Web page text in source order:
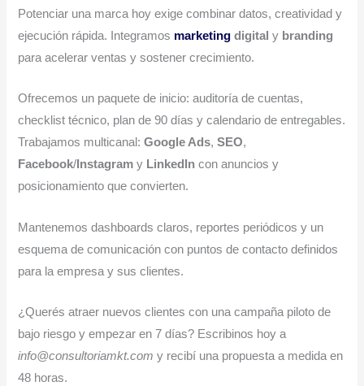
Potenciar una marca hoy exige combinar datos, creatividad y
ejecución rápida. Integramos marketing digital y branding
para acelerar ventas y sostener crecimiento.
Ofrecemos un paquete de inicio: auditoría de cuentas,
checklist técnico, plan de 90 días y calendario de entregables.
Trabajamos multicanal:Google Ads,SEO,
Facebook/ Instagram y LinkedIn con anuncios y
posicionamiento que convierten.
Mantenemos dashboards claros, reportes periódicos y un
esquema de comunicación con puntos de contacto definidos
para la empresa y sus clientes.
¿Querés atraer nuevos clientes con una campaña piloto de
bajo riesgo y empezar en 7 días? Escribinos hoy a
info@consultoriamkt.com y recibí una propuesta a medida en
48 horas.